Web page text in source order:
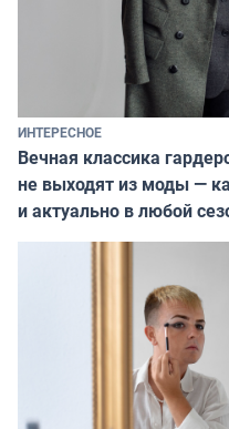
ИНТЕРЕСНОЕ
Вечная классика
не выходят из моды —
и актуально в любой